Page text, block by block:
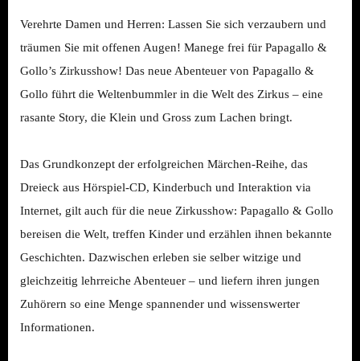
Verehrte Damen und Herren: Lassen Sie sich verzaubern und
träumen Sie mit offenen Augen! Manege frei für Papagallo &
Gollo’s Zirkusshow! Das neue Abenteuer von Papagallo &
Gollo führt die Weltenbummler in die Welt des Zirkus – eine
rasante Story, die Klein und Gross zum Lachen bringt.
Das Grundkonzept der erfolgreichen Märchen-Reihe, das
Dreieck aus Hörspiel-CD, Kinderbuch und Interaktion via
Internet, gilt auch für die neue Zirkusshow: Papagallo & Gollo
bereisen die Welt, treffen Kinder und erzählen ihnen bekannte
Geschichten. Dazwischen erleben sie selber witzige und
gleichzeitig lehrreiche Abenteuer – und liefern ihren jungen
Zuhörern so eine Menge spannender und wissenswerter
Informationen.